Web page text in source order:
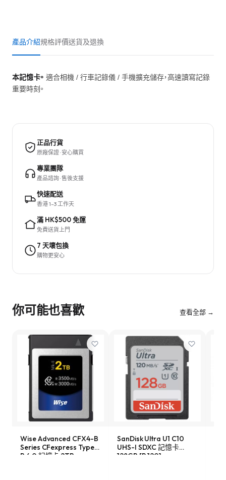
產品介紹規格評價送貨及退換
本記憶卡。 適合相機 / 行車記錄儀 / 手機擴充儲存，高速讀寫記錄
重要時刻。
正品行貨
原廠保證 · 安心購買
專業團隊
產品諮詢 · 售後支援
快速配送
香港 1–3 工作天
滿 HK$500 免運
免費送貨上門
7 天壞包換
購物更安心
你可能也喜歡 查看全部 →
Wise Advanced CFX4-B
Series CFexpress Type-
B 4.0 記憶卡 2TB
SanDisk Ultra U1 C10
UHS-I SDXC 記憶卡
128GB [R:120]